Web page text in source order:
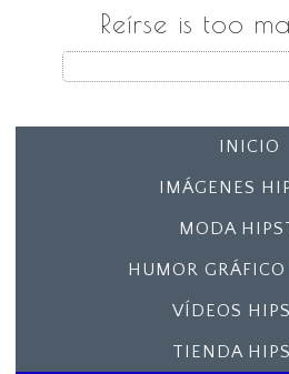
Reírse is too
INICIO
IMÁGENES
MODA
HUMOR
VÍDEOS
TIENDA